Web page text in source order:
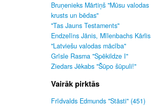
Bruņenieks Mārtiņš "Mūsu valodas
krusts un bēdas"
"Tas Jauns Testaments"
Endzelīns Jānis, Mīlenbachs Kārlis
"Latviešu valodas mācība"
Grīsle Rasma "Spēkildze I"
Ziedars Jēkabs "Šūpo šūpuli!"
Vairāk pirktās
Frīdvalds Edmunds "Stāsti" (451)